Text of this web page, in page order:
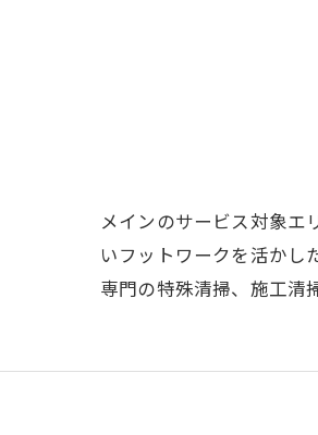
メインのサービス対象エ
いフットワークを活かし
専門の特殊清掃、施工清